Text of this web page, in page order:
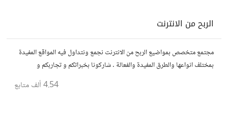
الربح من الانترنت
مجتمع متخصص بمواضيع الربح من الانترنت نجمع ونتداول فيه المواقع المفيدة
بمختلف انواعها والطرق المفيدة والفعالة . شاركونا بخبراتكم و تجاربكم و
4.54 ألف متابع